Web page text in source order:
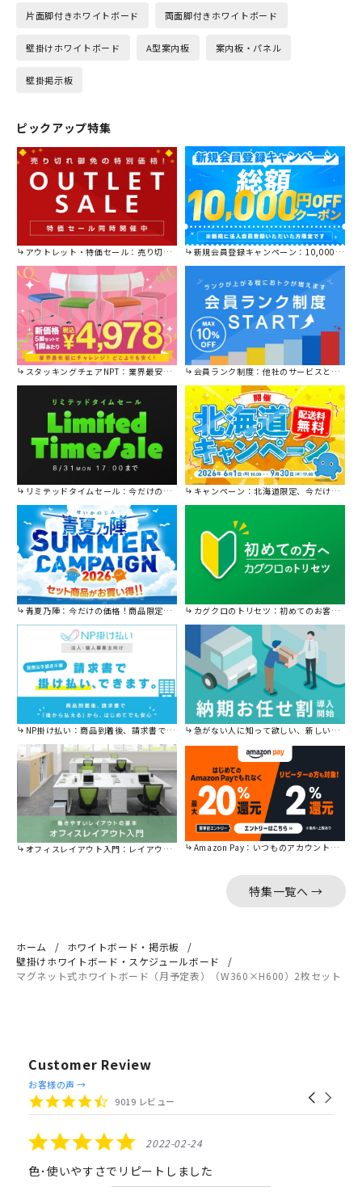
片面脚付きホワイトボード 両面脚付きホワイトボード
壁掛けホワイトボード A型案内板 案内板・パネル
壁掛掲示板
ピックアップ特集
アウトレット・特価セール：売り切れ御免の特別価格！ 新規会員登録キャンペーン：10,000円OFFクーポン進呈中！
スタッキングチェアNPT：業界最安値に挑戦！ 会員ランク制度：他社のサービスと比較してください。
リミテッドタイムセール：今だけの限定セール。 キャンペーン：北海道限定、今だけ送料無料！
青夏乃陣：今だけの価格！商品限定セール開催中です。 カグクロのトリセツ：初めてのお客様はこちら。
NP掛け払い：商品到着後、請求書で後から払えます。 急がない人に知って欲しい、新しい割引を始めました。
オフィスレイアウト入門：レイアウトの基本をご紹介。 Amazon Pay：いつものアカウントで簡単に決済可能。
特集一覧へ →
ホーム
ホワイトボード・掲示板
壁掛けホワイトボード・スケジュールボード
マグネット式ホワイトボード（月予定表）（W360×H600）2枚セット
Customer Review
Reviews
carousel
Carousel
arrows
4.4
star
9019 レビュー
お客様の声 →
5.0
star
rating
2022-02-24
色･使いやすさでリピートしました